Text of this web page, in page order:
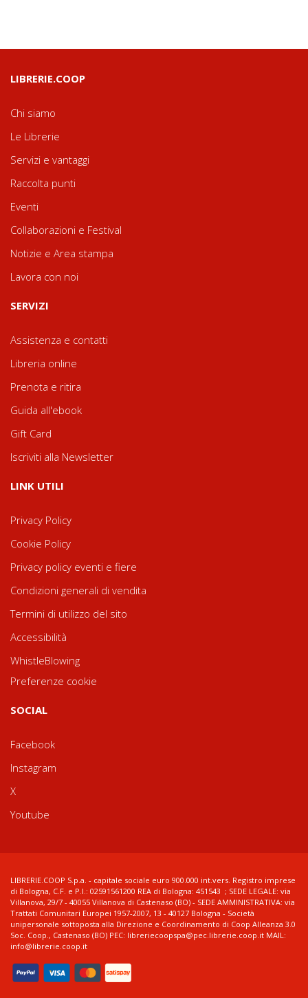
LIBRERIE.COOP
Chi siamo
Le Librerie
Servizi e vantaggi
Raccolta punti
Eventi
Collaborazioni e Festival
Notizie e Area stampa
Lavora con noi
SERVIZI
Assistenza e contatti
Libreria online
Prenota e ritira
Guida all'ebook
Gift Card
Iscriviti alla Newsletter
LINK UTILI
Privacy Policy
Cookie Policy
Privacy policy eventi e fiere
Condizioni generali di vendita
Termini di utilizzo del sito
Accessibilità
WhistleBlowing
Preferenze cookie
SOCIAL
Facebook
Instagram
X
Youtube
LIBRERIE.COOP S.p.a. - capitale sociale euro 900.000 int.vers. Registro imprese
di Bologna, C.F. e P.I.: 02591561200 REA di Bologna: 451543 ; SEDE LEGALE: via
Villanova, 29/7 - 40055 Villanova di Castenaso (BO) - SEDE AMMINISTRATIVA: via
Trattati Comunitari Europei 1957-2007, 13 - 40127 Bologna - Società
unipersonale sottoposta alla Direzione e Coordinamento di Coop Alleanza 3.0
Soc. Coop., Castenaso (BO) PEC: libreriecoopspa@pec.librerie.coop.it MAIL:
info@librerie.coop.it